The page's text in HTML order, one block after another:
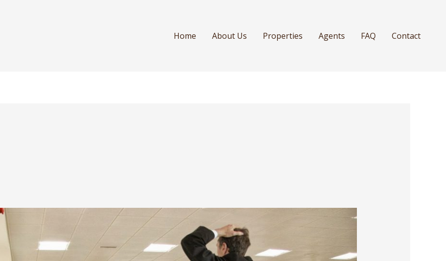
Home About Us Properties Agents FAQ Contact